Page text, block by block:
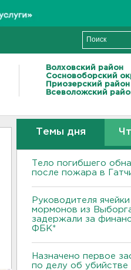
Волховский район
Сосновоборский
Приозерский район
Всеволожский
Темы дня
Тело погибшего
после пожара в
Руководителя ячейки
мормонов из
задержали за
ФБК*
Назначено первое
по делу об убийстве